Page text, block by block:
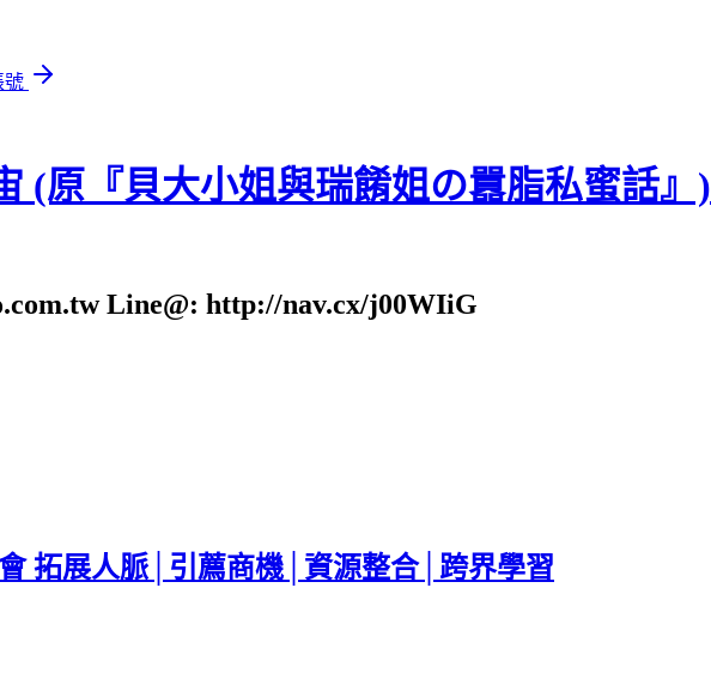
號
(原『貝大小姐與瑞餚姐の囂脂私蜜話』)
Line@: http://nav.cx/j00WIiG
拓展人脈│引薦商機│資源整合│跨界學習